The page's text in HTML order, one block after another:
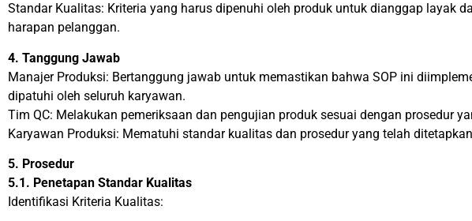
Standar Kualitas: Kriteria yang harus dipenuhi oleh produk untuk dianggap layak
harapan pelanggan.
4. Tanggung Jawab
Manajer Produksi: Bertanggung jawab untuk memastikan bahwa SOP ini
dipatuhi oleh seluruh karyawan.
Tim QC: Melakukan pemeriksaan dan pengujian produk sesuai dengan prosedur
Karyawan Produksi: Mematuhi standar kualitas dan prosedur yang telah
5. Prosedur
5.1. Penetapan Standar Kualitas
Identifikasi Kriteria Kualitas: